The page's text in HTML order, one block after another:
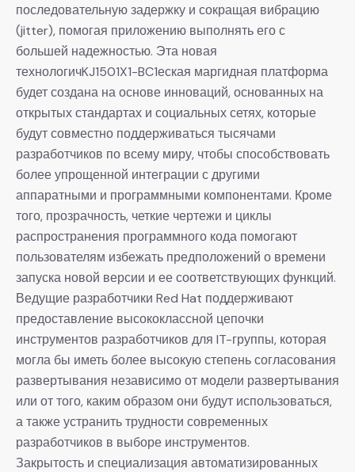
последовательную задержку и сокращая вибрацию
(jitter), помогая приложению выполнять его с
большей надежностью. Эта новая
технологичKJ1501X1-BC1еская маргидная платформа
будет создана на основе инноваций, основанных на
открытых стандартах и социальных сетях, которые
будут совместно поддерживаться тысячами
разработчиков по всему миру, чтобы способствовать
более упрощенной интеграции с другими
аппаратными и программными компонентами. Кроме
того, прозрачность, четкие чертежи и циклы
распространения программного кода помогают
пользователям избежать предположений о времени
запуска новой версии и ее соответствующих функций.
Ведущие разработчики Red Hat поддерживают
предоставление высококлассной цепочки
инструментов разработчиков для IT-группы, которая
могла бы иметь более высокую степень согласования
развертывания независимо от модели развертывания
или от того, каким образом они будут использоваться,
а также устранить трудности современных
разработчиков в выборе инструментов.
Закрытость и специализация автоматизированных